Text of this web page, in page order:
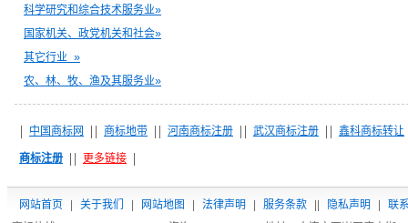
科学研究和综合技术服务业»
国家机关、政党机关和社会»
其它行业 »
农、林、牧、渔及其服务业»
中国商标网 商标地带 河南商标注册 武汉商标注册 鑫科商标转让
商标注册 更多链接
网站首页 关于我们 网站地图 法律声明 服务条款 隐私声明
联